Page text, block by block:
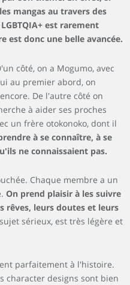
mangas au travers des
est rarement
est donc une belle avancée.
côté, on a Mogumo, avec
au premier abord, on
De l'autre côté on
à aider ses proches
un frère otokonoko, dont il
à se connaître, à se
ne connaissaient pas.
Chaque membre a un
On prend plaisir à les suivre
rêves, leurs doutes et leurs
sérieux, est très légère et
parfaitement à l'histoire.
character designs sont bien